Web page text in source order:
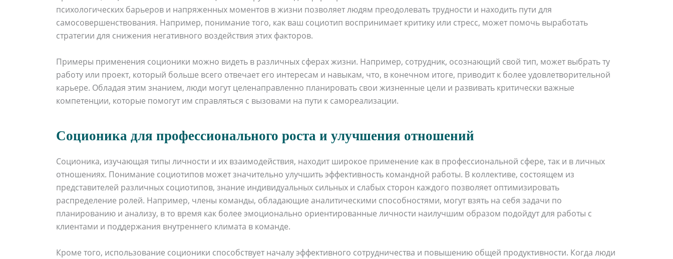
психологических барьеров и напряженных моментов в жизни позволяет людям преодолевать трудности и находить пути для
самосовершенствования. Например, понимание того, как ваш социотип воспринимает критику или стресс, может помочь выработать
стратегии для снижения негативного воздействия этих факторов.
Примеры применения соционики можно видеть в различных сферах жизни. Например, сотрудник, осознающий свой тип, может выбрать ту
работу или проект, который больше всего отвечает его интересам и навыкам, что, в конечном итоге, приводит к более удовлетворительной
карьере. Обладая этим знанием, люди могут целенаправленно планировать свои жизненные цели и развивать критически важные
компетенции, которые помогут им справляться с вызовами на пути к самореализации.
Соционика для профессионального роста и улучшения отношений
Соционика, изучающая типы личности и их взаимодействия, находит широкое применение как в профессиональной сфере, так и в личных
отношениях. Понимание социотипов может значительно улучшить эффективность командной работы. В коллективе, состоящем из
представителей различных социотипов, знание индивидуальных сильных и слабых сторон каждого позволяет оптимизировать
распределение ролей. Например, члены команды, обладающие аналитическими способностями, могут взять на себя задачи по
планированию и анализу, в то время как более эмоционально ориентированные личности наилучшим образом подойдут для работы с
клиентами и поддержания внутреннего климата в команде.
Кроме того, использование соционики способствует началу эффективного сотрудничества и повышению общей продуктивности. Когда люди